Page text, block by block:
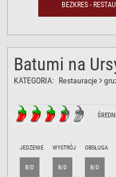
BEZKRES -
Batumi na
KATEGORIA: Restauracje
JEDZENIE
B/D
WYSTRÓJ
B/D
OBSŁUGA
B/D